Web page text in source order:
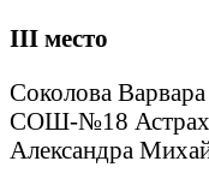
III место
Соколова
СОШ-№18
Александра